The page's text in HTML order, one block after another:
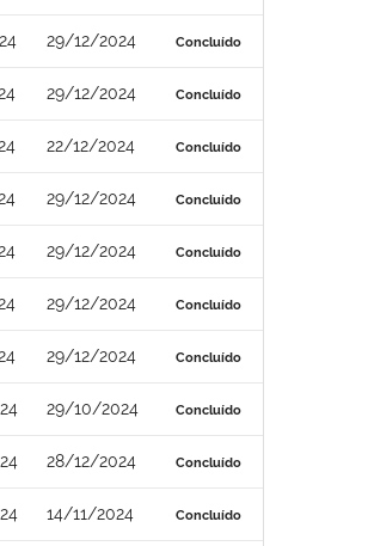
29/12/2024 Concluído
29/12/2024 Concluído
22/12/2024 Concluído
29/12/2024 Concluído
29/12/2024 Concluído
29/12/2024 Concluído
29/12/2024 Concluído
29/10/2024 Concluído
28/12/2024 Concluído
14/11/2024 Concluído